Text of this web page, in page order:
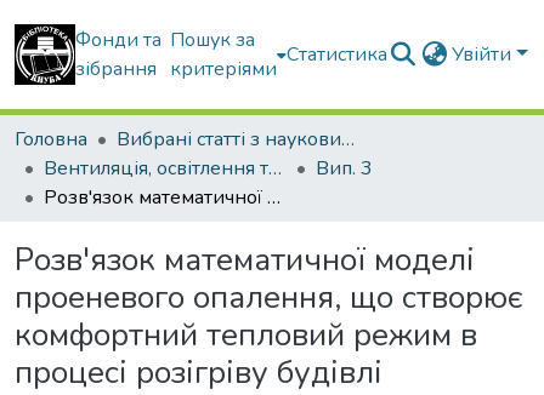
Фонди та
зібрання
Пошук за
критеріями
Статистика Увійти
Головна
Вибрані статті з наукових збірників КНУБА
Вентиляція, освітлення та теплогазопостачання
Вип. 3
Розв'язок математичної моделі проеневого опалення, що створює комфортний тепловий режим в процесі розігріву будівлі
Розв'язок математичної моделі
проеневого опалення, що створює
комфортний тепловий режим в
процесі розігріву будівлі